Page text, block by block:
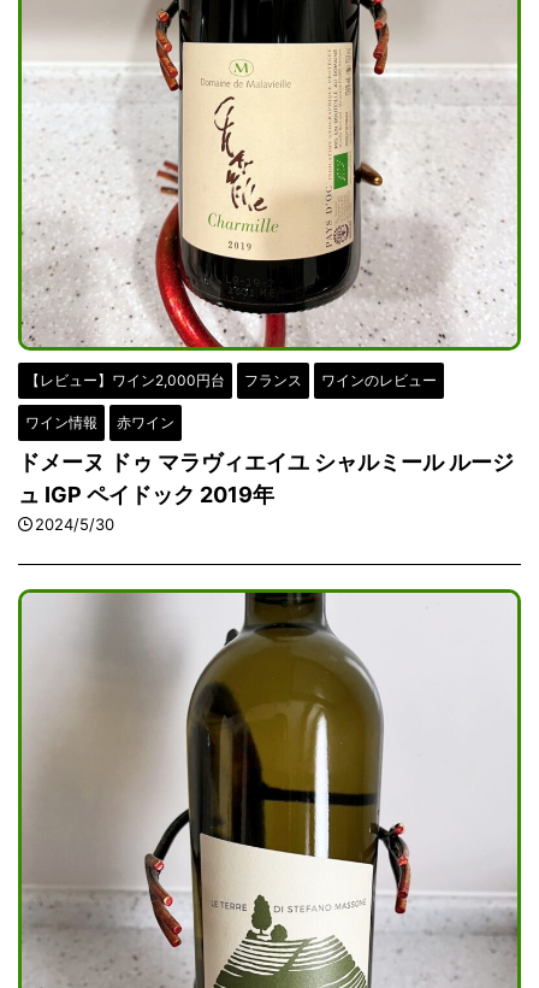
【レビュー】ワイン2,000円台 フランス ワインのレビュー
ワイン情報 赤ワイン
ドメーヌ ドゥ マラヴィエイユ シャルミール ルージ
ュ IGP ペイドック 2019年
2024/5/30